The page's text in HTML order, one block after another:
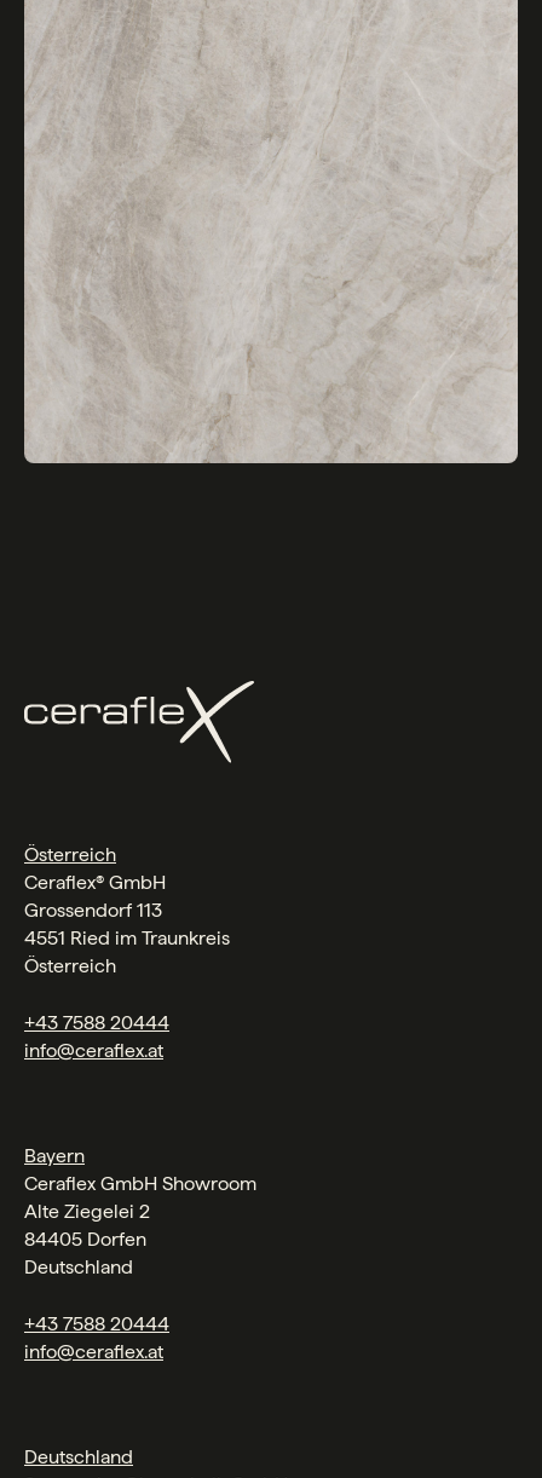
Österreich
Ceraflex® GmbH
Grossendorf 113
4551 Ried im Traunkreis
Österreich
+43 7588 20444
info@ceraflex.at
Bayern
Ceraflex GmbH Showroom
Alte Ziegelei 2
84405 Dorfen
Deutschland
+43 7588 20444
info@ceraflex.at
Deutschland